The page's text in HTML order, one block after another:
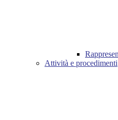
Attività e procedimenti